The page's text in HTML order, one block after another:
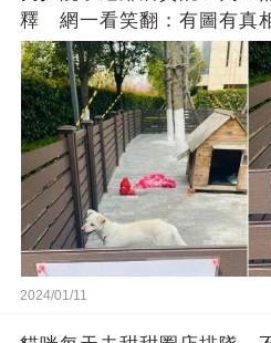
釋 網一看笑翻：有圖有真
2024/01/11